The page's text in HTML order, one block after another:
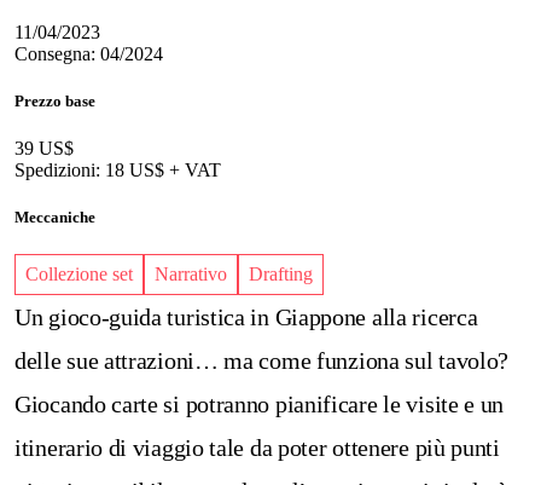
11/04/2023
Consegna: 04/2024
Prezzo base
39 US$
Spedizioni: 18 US$ + VAT
Meccaniche
Collezione set Narrativo Drafting
Un gioco-guida turistica in Giappone alla ricerca
delle sue attrazioni… ma come funziona sul tavolo?
Giocando carte si potranno pianificare le visite e un
itinerario di viaggio tale da poter ottenere più punti